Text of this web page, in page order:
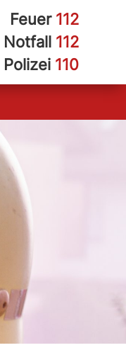
Feuer 112
Notfall 112
Polizei 110